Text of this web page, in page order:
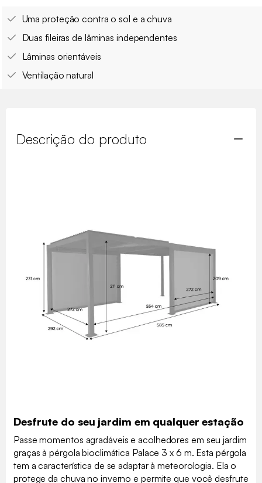
Uma proteção contra o sol e a chuva
Duas fileiras de lâminas independentes
Lâminas orientáveis
Ventilação natural
Descrição do produto
Desfrute do seu jardim em qualquer estação
Passe momentos agradáveis e acolhedores em seu jardim
graças à pérgola bioclimática Palace 3 x 6 m. Esta pérgola
tem a característica de se adaptar à meteorologia. Ela o
protege da chuva no inverno e permite que você desfrute